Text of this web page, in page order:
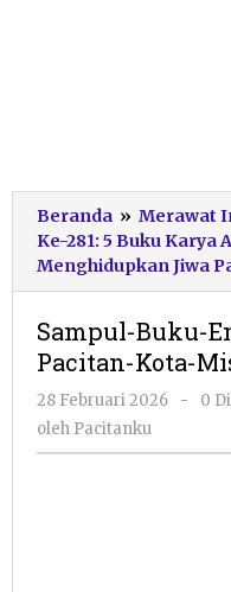
Beranda » Merawat
Ke-281: 5 Buku Karya
Menghidupkan Jiwa
Sampul-Buku-
Pacitan-Kota-
28 Februari 2026
oleh
-
0
oleh Pacitanku